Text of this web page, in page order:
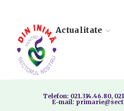
Actualitate
Telefon: 021.314.46.80,
E-mail: